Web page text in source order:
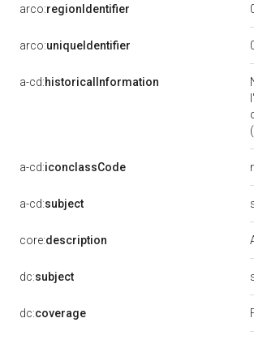
arco:regionIdentifier
arco:uniqueIdentifier
a-cd:historicalInformation
a-cd:iconclassCode
a-cd:subject
core:description
dc:subject
dc:coverage